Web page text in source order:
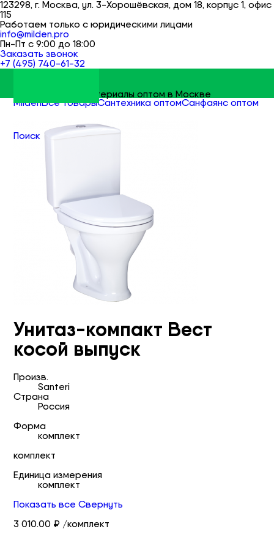
123298, г. Москва, ул. 3-Хорошёвская, дом 18, корпус 1, офис
115
Работаем только с юридическими лицами
info@milden.pro
Пн-Пт с 9:00 до 18:00
Заказать звонок
+7 (495) 740-61-32
Строительные материалы оптом в Москве
Поиск
MildenВсе товарыСантехника оптомСанфаянс оптом
Унитаз-компакт Вест
косой выпуск
Произв.
Santeri
Страна
Россия
Форма
комплект
комплект
Единица измерения
комплект
Показать все Свернуть
3 010.00 ₽ /комплект